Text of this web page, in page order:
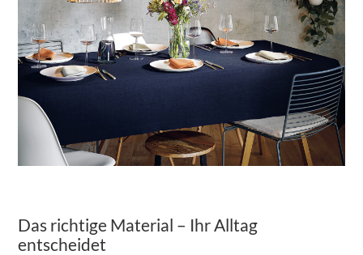
Das richtige Material – Ihr Alltag
entscheidet